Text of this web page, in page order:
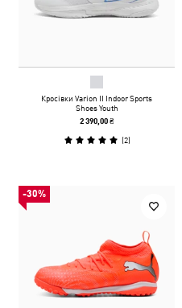
Кросівки Varion II Indoor Sports
Shoes Youth
2 390,00 ₴
(2)
-30%